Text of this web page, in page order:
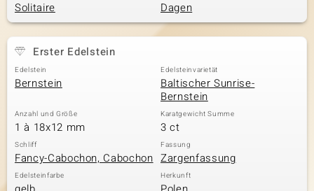
Solitaire Dagen
Erster Edelstein
Edelstein
Bernstein
Edelsteinvarietät
Baltischer Sunrise-
Bernstein
Anzahl und Größe
1 à 18x12 mm
Karatgewicht Summe
3 ct
Schliff
Fancy-Cabochon, Cabochon
Fassung
Zargenfassung
Edelsteinfarbe Herkunft